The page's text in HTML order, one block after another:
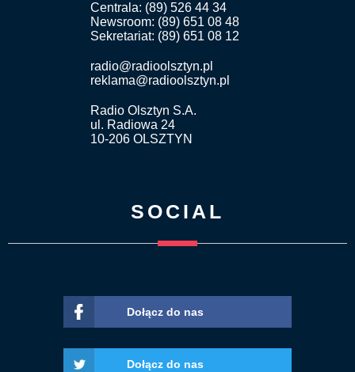
Centrala: (89) 526 44 34
Newsroom: (89) 651 08 48
Sekretariat: (89) 651 08 12
radio@radioolsztyn.pl
reklama@radioolsztyn.pl
Radio Olsztyn S.A.
ul. Radiowa 24
10-206 OLSZTYN
SOCIAL
Dołącz do nas
Dołącz do nas